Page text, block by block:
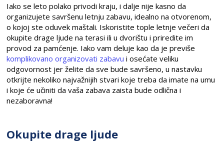
Iako se leto polako privodi kraju, i dalje nije kasno da
organizujete savršenu letnju zabavu, idealno na otvorenom,
o kojoj ste oduvek maštali. Iskoristite tople letnje večeri da
okupite drage ljude na terasi ili u dvorištu i priredite im
provod za pamćenje. Iako vam deluje kao da je previše
komplikovano organizovati zabavu i osećate veliku
odgovornost jer želite da sve bude savršeno, u nastavku
otkrijte nekoliko najvažnijih stvari koje treba da imate na umu
i koje će učiniti da vaša zabava zaista bude odlična i
nezaboravna!
Okupite drage ljude